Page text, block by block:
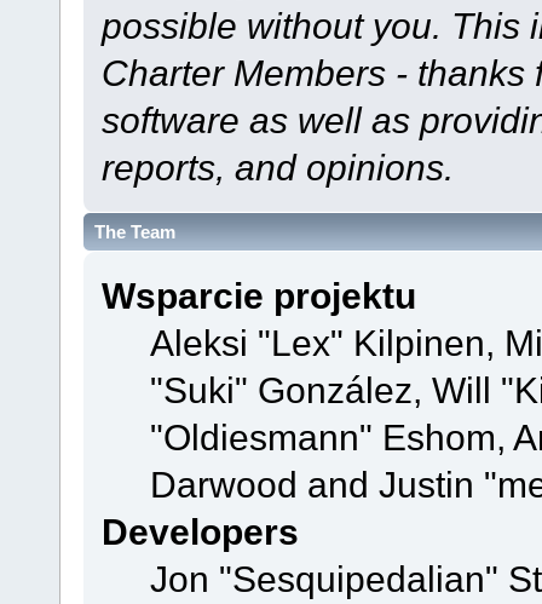
possible without you. This
Charter Members -
software as well as
reports, and opinions.
The Team
Wsparcie projektu
Aleksi "Lex" Kilpinen,
"Suki" González, Will
"Oldiesmann" Eshom,
Darwood and Justin
Developers
Jon "Sesquipedalian"